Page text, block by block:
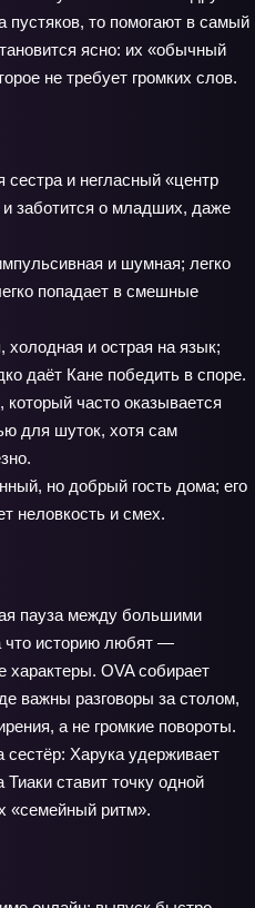
пустяков, то помогают в самый
ясно: их «обычный
не требует громких слов.
и негласный «центр
заботится о младших, даже
и шумная; легко
попадает в смешные
и острая на язык;
даёт Кане победить в споре.
часто оказывается
для шуток, хотя сам
но добрый гость дома; его
неловкость и смех.
пауза между большими
что историю любят —
OVA собирает
важны разговоры за столом,
а не громкие повороты.
сестёр: Харука удерживает
ставит точку одной
«семейный ритм».